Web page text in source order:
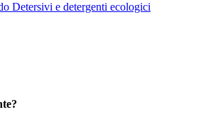
Detersivi e detergenti ecologici